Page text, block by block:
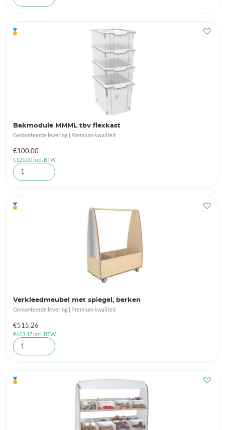
🏅
Bakmodule MMML tbv flexkast
Gemonteerde levering | Premium kwaliteit
€100,00
€121,00incl. BTW
🏅
Verkleedmeubel met spiegel, berken
Gemonteerde levering | Premium kwaliteit
€515,26
€623,47incl. BTW
🏅